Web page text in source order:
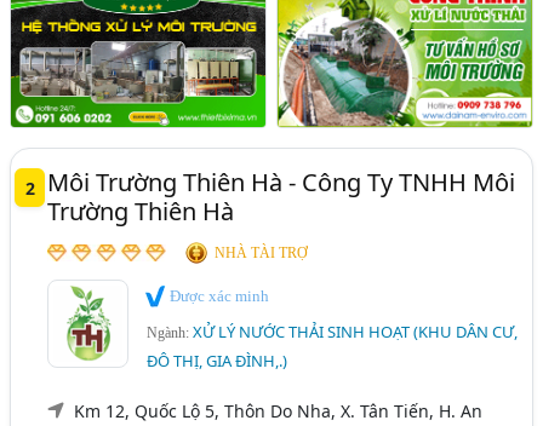
2
Môi Trường Thiên Hà - Công Ty TNHH Môi
Trường Thiên Hà
NHÀ TÀI TRỢ
Được xác minh
Ngành:XỬ LÝ NƯỚC THẢI SINH HOẠT (KHU DÂN CƯ,
ĐÔ THỊ, GIA ĐÌNH,.)
Km 12, Quốc Lộ 5, Thôn Do Nha, X. Tân Tiến, H. An